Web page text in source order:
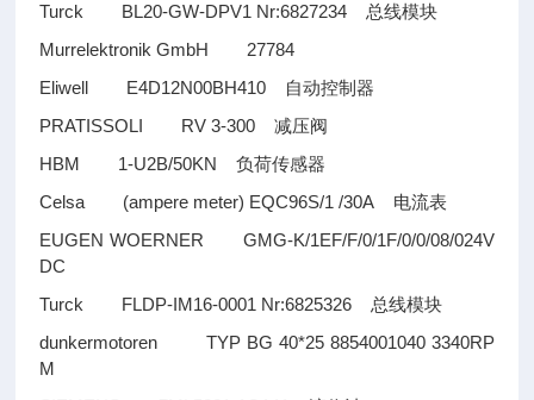
Turck BL20-GW-DPV1 Nr:6827234 总线模块
Murrelektronik GmbH 27784
Eliwell E4D12N00BH410
自动控制器
PRATISSOLI RV 3-300减压阀
HBM 1-U2B/50KN负荷传感器
Celsa (ampere meter) EQC96S/1 /30A 电流表
EUGEN WOERNER GMG-K/1EF/F/0/1F/0/0/08/024V
DC
Turck FLDP-IM16-0001 Nr:6825326 总线模块
dunkermotoren TYP BG 40*25 8854001040 3340RP
M